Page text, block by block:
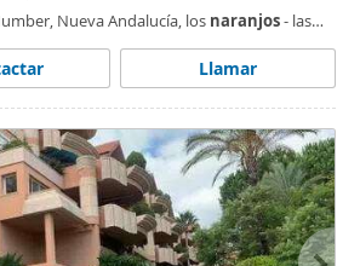
Nueva Andalucía, los naranjos- las
Llamar